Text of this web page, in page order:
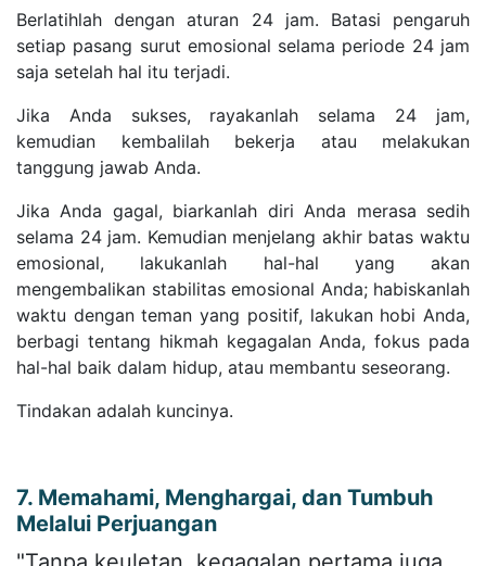
Berlatihlah dengan aturan 24 jam. Batasi pengaruh
setiap pasang surut emosional selama periode 24 jam
saja setelah hal itu terjadi.
Jika Anda sukses, rayakanlah selama 24 jam,
kemudian kembalilah bekerja atau melakukan
tanggung jawab Anda.
Jika Anda gagal, biarkanlah diri Anda merasa sedih
selama 24 jam. Kemudian menjelang akhir batas waktu
emosional, lakukanlah hal-hal yang akan
mengembalikan stabilitas emosional Anda; habiskanlah
waktu dengan teman yang positif, lakukan hobi Anda,
berbagi tentang hikmah kegagalan Anda, fokus pada
hal-hal baik dalam hidup, atau membantu seseorang.
Tindakan adalah kuncinya.
7. Memahami, Menghargai, dan Tumbuh
Melalui Perjuangan